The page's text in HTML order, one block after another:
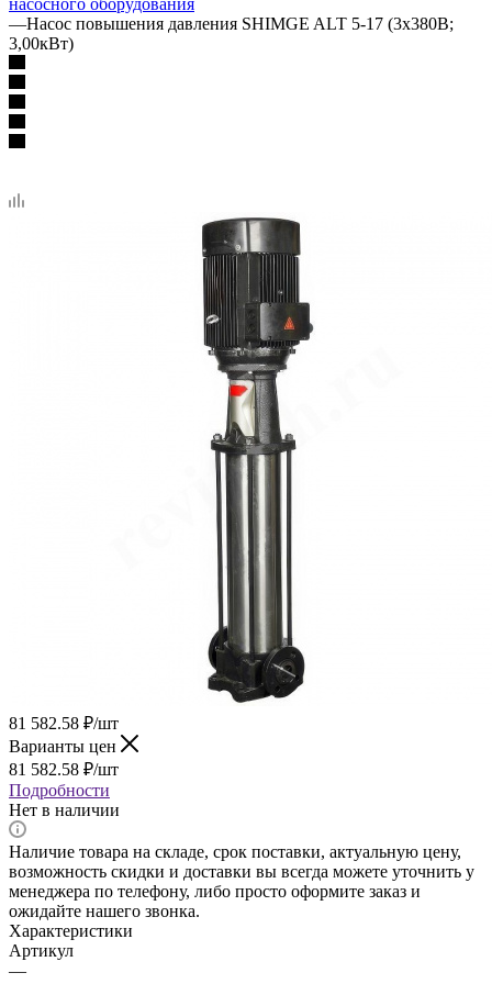
—Насос повышения давления SHIMGE ALT 5-17 (3х380В;
3,00кВт)
81 582.58 ₽/шт
Варианты цен
81 582.58 ₽/шт
Подробности
Нет в наличии
Наличие товара на складе, срок поставки, актуальную цену,
возможность скидки и доставки вы всегда можете уточнить у
менеджера по телефону, либо просто оформите заказ и
ожидайте нашего звонка.
Характеристики
Артикул
—